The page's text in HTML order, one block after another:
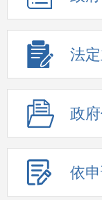
法
政
依